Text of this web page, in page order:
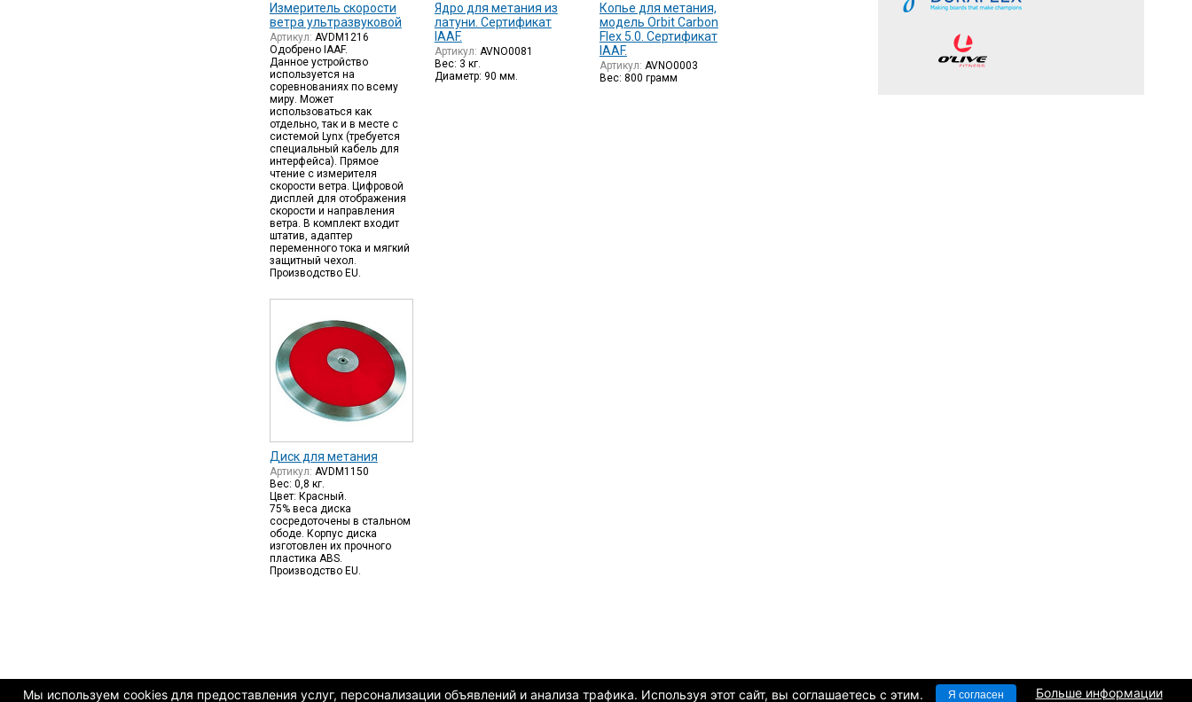
Мы используем cookies для предоставления услуг, персонализации объявлений и анализа трафика. Используя этот сайт, вы соглашаетесь c этим. Я согласен Больше информации
Измеритель скорости
ветра ультразвуковой
Артикул: AVDM1216
Одобрено IAAF.
Данное устройство
используется на
соревнованиях по всему
миру. Может
использоваться как
отдельно, так и в месте с
системой Lynx (требуется
специальный кабель для
интерфейса). Прямое
чтение с измерителя
скорости ветра. Цифровой
дисплей для отображения
скорости и направления
ветра. В комплект входит
штатив, адаптер
переменного тока и мягкий
защитный чехол.
Производство EU.
Ядро для метания из
латуни. Сертификат
IAAF.
Артикул: AVNO0081
Вес: 3 кг.
Диаметр: 90 мм.
Копье для метания,
модель Orbit Carbon
Flex 5.0. Сертификат
IAAF.
Артикул: AVNO0003
Вес: 800 грамм
Диск для метания
Артикул: AVDM1150
Вес: 0,8 кг.
Цвет: Красный.
75% веса диска
сосредоточены в стальном
ободе. Корпус диска
изготовлен их прочного
пластика ABS.
Производство EU.